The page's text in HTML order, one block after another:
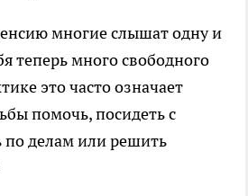
многие слышат одну и
теперь много свободного
это часто означает
помочь, посидеть с
по делам или решить